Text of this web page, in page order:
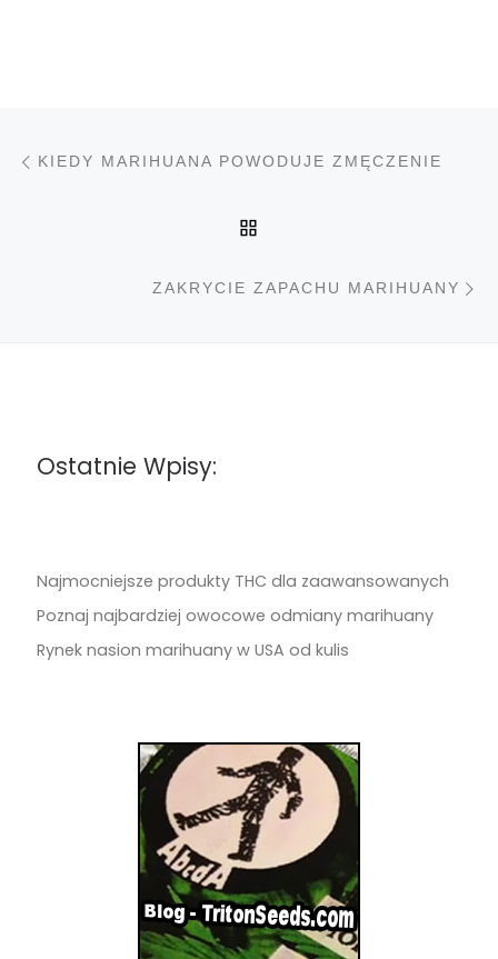
Nawigacja wpisu
KIEDY MARIHUANA POWODUJE ZMĘCZENIE
ZAKRYCIE ZAPACHU MARIHUANY
Ostatnie Wpisy:
Najmocniejsze produkty THC dla zaawansowanych
Poznaj najbardziej owocowe odmiany marihuany
Rynek nasion marihuany w USA od kulis